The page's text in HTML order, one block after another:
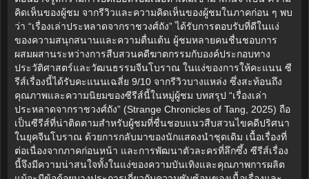
คิดเห็นของผู้ชม จากรีวิวและความคิดเห็นของผู้ชมในภาคก่อน ๆ พบ
ว่า “เรื่องเล่าประหลาดจากราชวงศ์ถัง” ได้รับการตอบรับที่ดีในแง่
ของความสนุกสนานและความตื่นเต้น ผู้ชมหลายคนชื่นชอบการ
ผสมผสานระหว่างการสืบสวนคดีฆาตกรรมกับองค์ประกอบทาง
ประวัติศาสตร์และวัฒนธรรมจีนโบราณ ในแง่ของการให้คะแนน ซี
รีส์เรื่องนี้ได้รับคะแนนเฉลี่ย 9/10 จากรีวิวบางแหล่ง ซึ่งสะท้อนถึง
คุณภาพและความนิยมของซีรีส์นี้ในหมู่ผู้ชม บทสรุป “เรื่องเล่า
ประหลาดจากราชวงศ์ถัง” (Strange Chronicles of Tang, 2025) ถือ
เป็นซีรีส์ที่น่าติดตามสำหรับผู้ชมที่ชื่นชอบแนวสืบสวนไขคดีปริศนา
ในยุคจีนโบราณ ด้วยการกลับมาของนักแสดงนำชุดเดิม เนื้อเรื่องที่
ต่อเนื่องจากภาคก่อนหน้า และการพัฒนาตัวละครที่ลึกซึ้ง ซีรีส์เรื่อง
นี้จึงมีความน่าสนใจทั้งในแง่ของความบันเทิงและคุณภาพการผลิต